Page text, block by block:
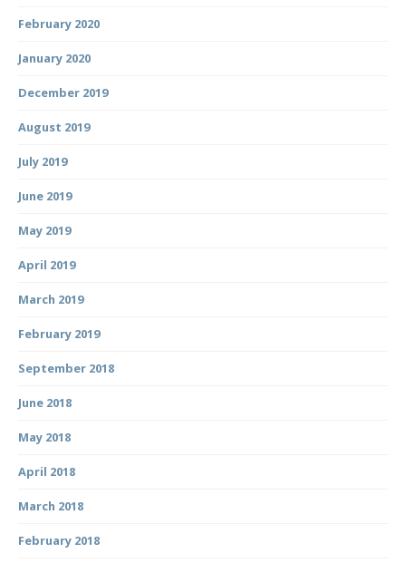
February 2020
January 2020
December 2019
August 2019
July 2019
June 2019
May 2019
April 2019
March 2019
February 2019
September 2018
June 2018
May 2018
April 2018
March 2018
February 2018